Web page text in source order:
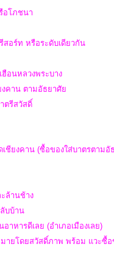
อโภชนา
สอร์ท หรือระดับเดียวกัน
อนหลวงพระบาง
คาน ตามอัธยาศัย
ตรีสวัสดิ์
ชียงคาน (ซื้อของใส่บาตรตามอั
ล้านช้าง
บบ้าน
าหารดีเลย (อำเภอเมืองเลย)
ายโดยสวัสดิ์ภาพ พร้อม แวะซื้อ